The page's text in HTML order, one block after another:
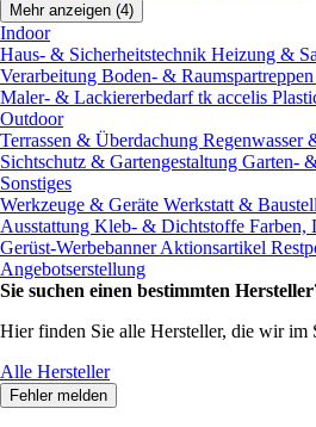
Mehr anzeigen (4)
Indoor
Haus- & Sicherheitstechnik Heizung &
Verarbeitung Boden- & Raumspartreppen
Maler- & Lackiererbedarftk accelis
Outdoor
Terrassen & Überdachung Regenwasser
Sichtschutz & Gartengestaltung Garten-
Sonstiges
Werkzeuge & Geräte Werkstatt &
Ausstattung Kleb- & Dichtstoffe Farben,
Gerüst-WerbebannerAktionsartikel
Angebotserstellung
Sie suchen einen bestimmten
Hier finden Sie alle Hersteller, die wir im
Alle Hersteller
Fehler melden